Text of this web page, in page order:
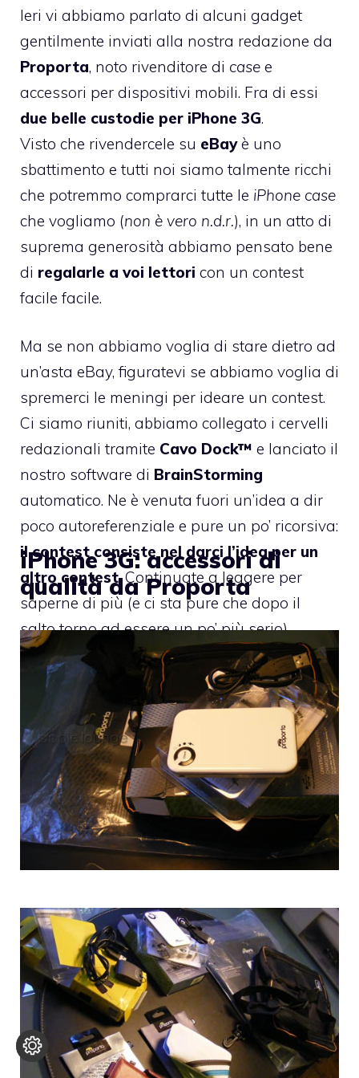
Ieri vi abbiamo parlato di alcuni gadget
gentilmente inviati alla nostra redazione da
Proporta, noto rivenditore di case e
accessori per dispositivi mobili. Fra di essi
due belle custodie per iPhone 3G.
Visto che rivendercele su eBayè uno
sbattimento e tutti noi siamo talmente ricchi
che potremmo comprarci tutte le iPhone case
che vogliamo (non è vero n.d.r.), in un atto di
suprema generosità abbiamo pensato bene
di regalarle a voi lettori con un contest
facile facile.
Ma se non abbiamo voglia di stare dietro ad
un’asta eBay, figuratevi se abbiamo voglia di
spremerci le meningi per ideare un contest.
Ci siamo riuniti, abbiamo collegato i cervelli
redazionali tramite Cavo Dock™ e lanciato il
nostro software di BrainStorming
automatico. Ne è venuta fuori un’idea a dir
poco autoreferenziale e pure un po’ ricorsiva:
il contest consiste nel darci l’idea per un
altro contest. Continuate a leggere per
saperne di più (e ci sta pure che dopo il
salto torno ad essere un po’ più serio).
iPhone 3G: accessori di
qualità da Proporta